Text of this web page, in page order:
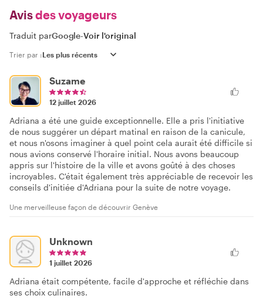
Avisdes voyageurs
Traduit parGoogle-Voir l'original
Trier par :
Suzame
12 juillet 2026
Adriana a été une guide exceptionnelle. Elle a pris l'initiative
de nous suggérer un départ matinal en raison de la canicule,
et nous n'osons imaginer à quel point cela aurait été difficile si
nous avions conservé l'horaire initial. Nous avons beaucoup
appris sur l'histoire de la ville et avons goûté à des choses
incroyables. C'était également très appréciable de recevoir les
conseils d'initiée d'Adriana pour la suite de notre voyage.
Une merveilleuse façon de découvrir Genève
Unknown
1 juillet 2026
Adriana était compétente, facile d'approche et réfléchie dans
ses choix culinaires.